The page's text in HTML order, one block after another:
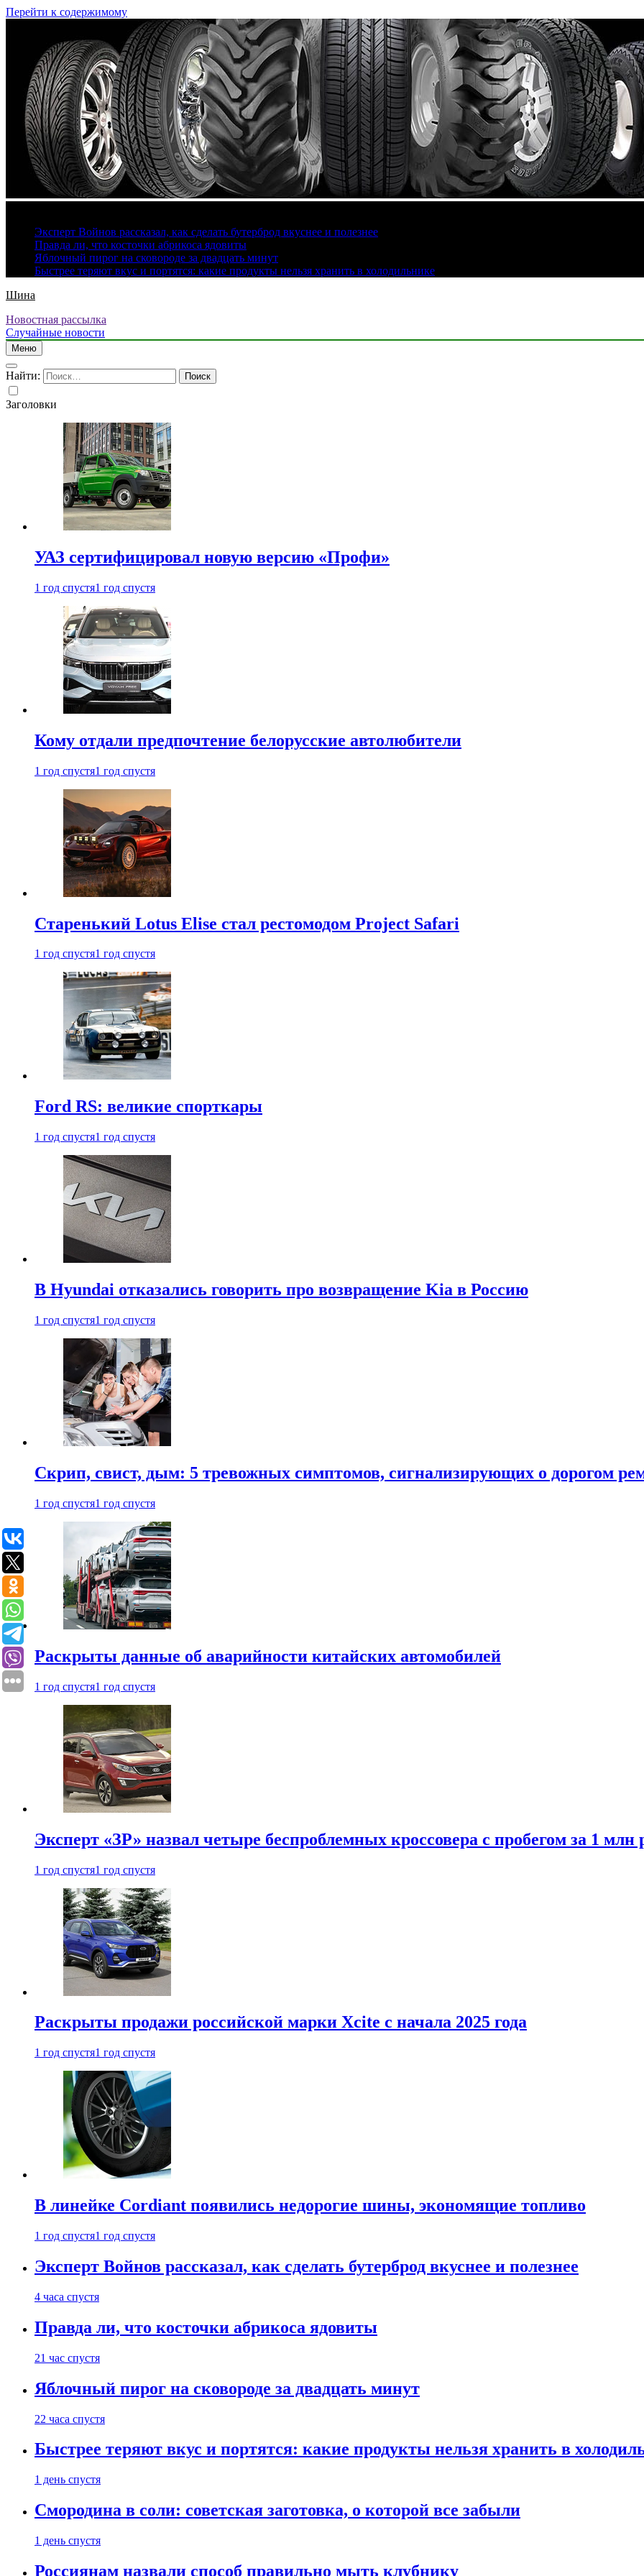
Перейти к содержимому
Эксперт Войнов рассказал, как сделать бутерброд вкуснее и полезнее
Правда ли, что косточки абрикоса ядовиты
Яблочный пирог на сковороде за двадцать минут
Быстрее теряют вкус и портятся: какие продукты нельзя хранить в холодильнике
Шина
Новостная рассылка
Случайные новости
Меню
Найти:
Заголовки
УАЗ сертифицировал новую версию «Профи»
1 год спустя1 год спустя
Кому отдали предпочтение белорусские автолюбители
1 год спустя1 год спустя
Старенький Lotus Elise стал рестомодом Project Safari
1 год спустя1 год спустя
Ford RS: великие спорткары
1 год спустя1 год спустя
В Hyundai отказались говорить про возвращение Kia в Россию
1 год спустя1 год спустя
Скрип, свист, дым: 5 тревожных симптомов, сигнализирующих о дорогом
1 год спустя1 год спустя
Раскрыты данные об аварийности китайских автомобилей
1 год спустя1 год спустя
Эксперт «ЗР» назвал четыре беспроблемных кроссовера с пробегом за 1 млн
1 год спустя1 год спустя
Раскрыты продажи российской марки Xcite с начала 2025 года
1 год спустя1 год спустя
В линейке Cordiant появились недорогие шины, экономящие топливо
1 год спустя1 год спустя
Эксперт Войнов рассказал, как сделать бутерброд вкуснее и полезнее
4 часа спустя
Правда ли, что косточки абрикоса ядовиты
21 час спустя
Яблочный пирог на сковороде за двадцать минут
22 часа спустя
Быстрее теряют вкус и портятся: какие продукты нельзя хранить в
1 день спустя
Смородина в соли: советская заготовка, о которой все забыли
1 день спустя
Россиянам назвали способ правильно мыть клубнику